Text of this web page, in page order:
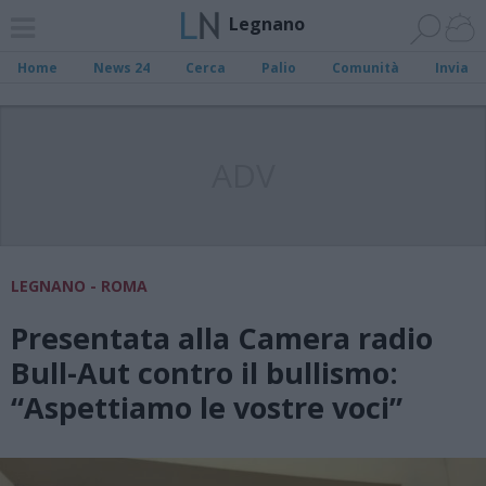
Legnano
Home News 24 Cerca Palio Comunità Invia
LEGNANO - ROMA
Presentata alla Camera radio
Bull-Aut contro il bullismo:
“Aspettiamo le vostre voci”